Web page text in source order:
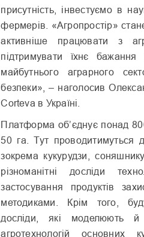
присутність, інвестуємо в
фермерів. «Агропростір»
активніше працювати з
підтримувати їхнє бажання
майбутнього аграрного
безпеки», – наголосив
Corteva в Україні.
Платформа об’єднує понад
50 га. Тут проводитимуться
зокрема кукурудзи,
різноманітні досліди
застосування продуктів
методиками. Крім того,
досліди, які моделюють й
агротехнологій основних